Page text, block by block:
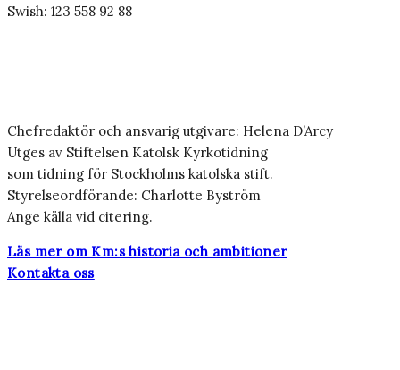
Swish: 123 558 92 88
Chefredaktör och ansvarig utgivare: Helena D’Arcy
Utges av Stiftelsen Katolsk Kyrkotidning
som tidning för Stockholms katolska stift.
Styrelseordförande: Charlotte Byström
Ange källa vid citering.
Läs mer om Km:s historia och ambitioner
Kontakta oss